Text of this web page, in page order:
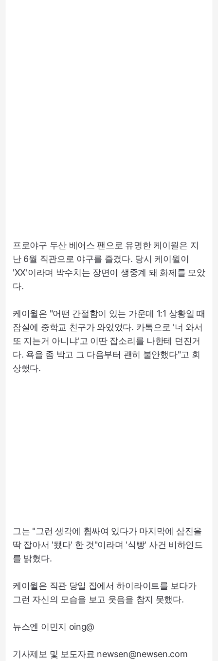
프로야구 두산 베어스 팬으로 유명한 케이윌은 지
난 6월 직관으로 야구를 즐겼다. 당시 케이윌이
'XX'이라며 박수치는 장면이 생중계 돼 화제를 모았
다.
케이윌은 "어떤 간절함이 있는 가운데 1:1 상황일 때
잠실에 중학교 친구가 와있었다. 카톡으로 '너 와서
또 지는거 아니냐'고 이딴 잡소리를 나한테 던진거
다. 욕을 좀 박고 그 다음부터 괜히 불안했다"고 회
상했다.
그는 "그런 생각에 휩싸여 있다가 마지막에 삼진을
딱 잡아서 '됐다' 한 것"이라며 '식빵' 사건 비하인드
를 밝혔다.
케이윌은 직관 당일 집에서 하이라이트를 보다가
그런 자신의 모습을 보고 웃음을 참지 못했다.
뉴스엔 이민지 oing@
기사제보 및 보도자료 newsen@newsen.com